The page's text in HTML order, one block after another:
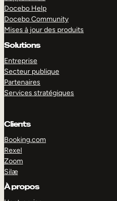
Docebo Help
Docebo Community
Mises à jour des produits
Solutions
Entreprise
Secteur publique
Partenaires
Services stratégiques
Clients
Booking.com
Rexel
Zoom
Silæ
À propos